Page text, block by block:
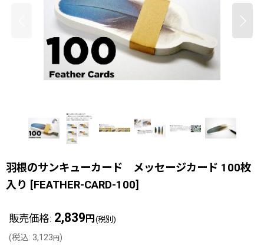
羽根のサンキューカード メッセージカード 100枚
入り [FEATHER-CARD-100]
販売価格: 2,839 円 (税別)
(税込: 3,123円)